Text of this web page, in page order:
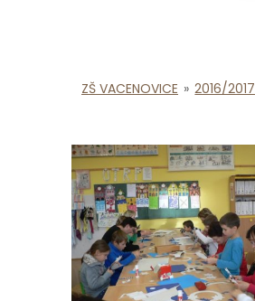
ZŠ VACENOVICE » 2016/2017